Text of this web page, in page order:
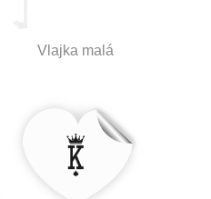
Vlajka malá